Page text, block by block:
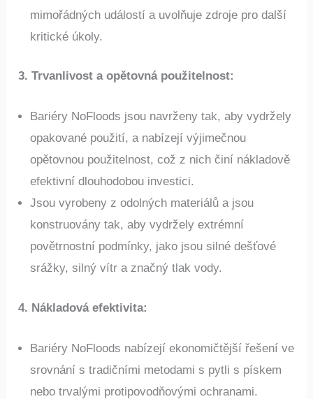
mimořádných událostí a uvolňuje zdroje pro další
kritické úkoly.
3. Trvanlivost a opětovná použitelnost:
Bariéry NoFloods jsou navrženy tak, aby vydržely
opakované použití, a nabízejí výjimečnou
opětovnou použitelnost, což z nich činí nákladově
efektivní dlouhodobou investici.
Jsou vyrobeny z odolných materiálů a jsou
konstruovány tak, aby vydržely extrémní
povětrnostní podmínky, jako jsou silné dešťové
srážky, silný vítr a značný tlak vody.
4. Nákladová efektivita:
Bariéry NoFloods nabízejí ekonomičtější řešení ve
srovnání s tradičními metodami s pytli s pískem
nebo trvalými protipovodňovými ochranami.